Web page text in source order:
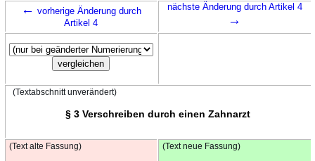
← vorherige Änderung durch
Artikel 4
nächste Änderung durch Artikel 4
→
(Textabschnitt unverändert)
§ 3 Verschreiben durch einen Zahnarzt
(Text alte Fassung) (Text neue Fassung)